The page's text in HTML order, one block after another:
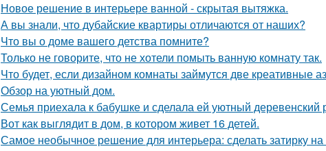
Новое решение в интерьере ванной - скрытая вытяжка.
А вы знали, что дубайские квартиры отличаются от наших?
Что вы о доме вашего детства помните?
Только не говорите, что не хотели помыть ванную комнату так.
Что будет, если дизайном комнаты займутся две креативные
Обзор на уютный дом.
Семья приехала к бабушке и сделала ей уютный деревенский
Вот как выглядит в дом, в котором живет 16 детей.
Самое необычное решение для интерьера: сделать затирку